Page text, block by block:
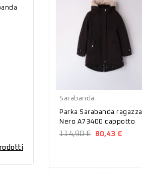
Sarabanda
Parka Sarabanda ragazza
Nero A73400 cappotto
114,90 € 80,43 €